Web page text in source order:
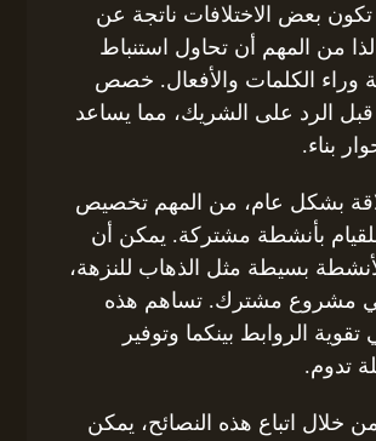
تكون بعض الاختلافات ناتجة عن
من المهم أن تحاول استنباط
وراء الكلمات والأفعال. خصص
قبل الرد على الشريك، مما يساعد
بناء.
بشكل عام، من المهم تخصيص
بأنشطة مشتركة. يمكن أن
بسيطة مثل الذهاب للنزهة،
في مشروع مشترك. تساهم هذه
الروابط بينكما وتوفير
تدوم.
خلال اتباع هذه النصائح، يمكن